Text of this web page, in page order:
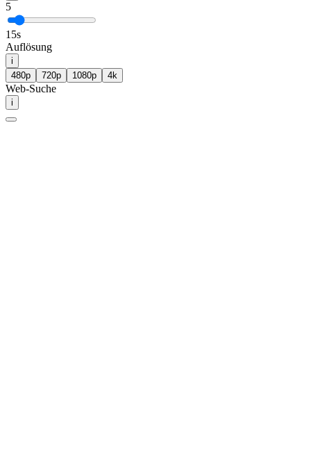
5
15s
Auflösung
i
480p
720p 1080p 4k
Web-Suche
i